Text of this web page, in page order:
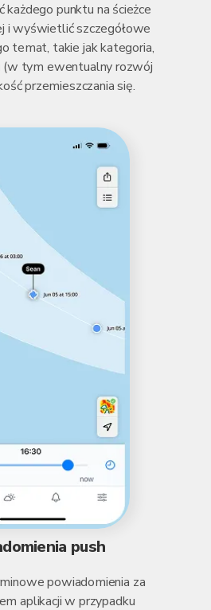
każdego punktu na ścieżce
i wyświetlić szczegółowe
temat, takie jak kategoria,
(w tym ewentualny rozwój
przemieszczania się.
push
powiadomienia za
aplikacji w przypadku